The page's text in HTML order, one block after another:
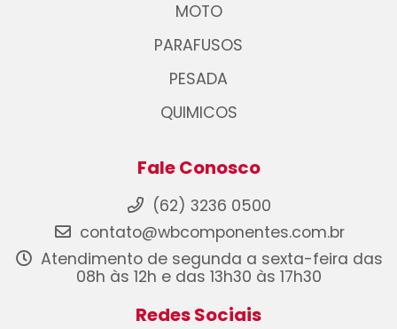
MOTO
PARAFUSOS
PESADA
QUIMICOS
Fale Conosco
(62) 3236 0500
contato@wbcomponentes.com.br
Atendimento de segunda a sexta-feira das
08h às 12h e das 13h30 às 17h30
Redes Sociais